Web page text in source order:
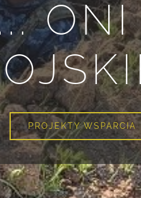
PROJEKTY WSPARCIA